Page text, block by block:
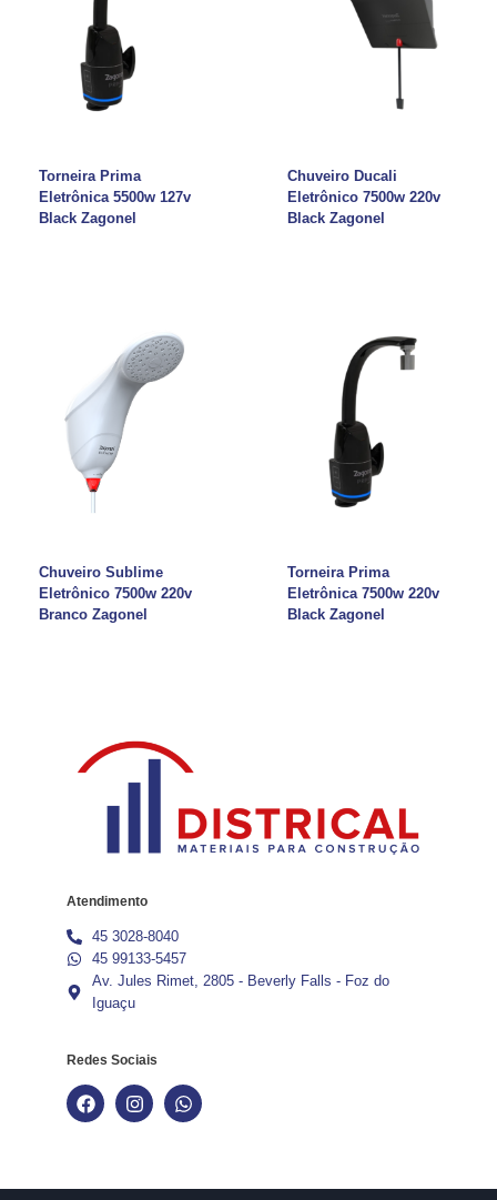
Torneira Prima
Eletrônica 5500w 127v
Black Zagonel
Chuveiro Ducali
Eletrônico 7500w 220v
Black Zagonel
Chuveiro Sublime
Eletrônico 7500w 220v
Branco Zagonel
Torneira Prima
Eletrônica 7500w 220v
Black Zagonel
Atendimento
45 3028-8040
45 99133-5457
Av. Jules Rimet, 2805 - Beverly Falls - Foz do
Iguaçu
Redes Sociais